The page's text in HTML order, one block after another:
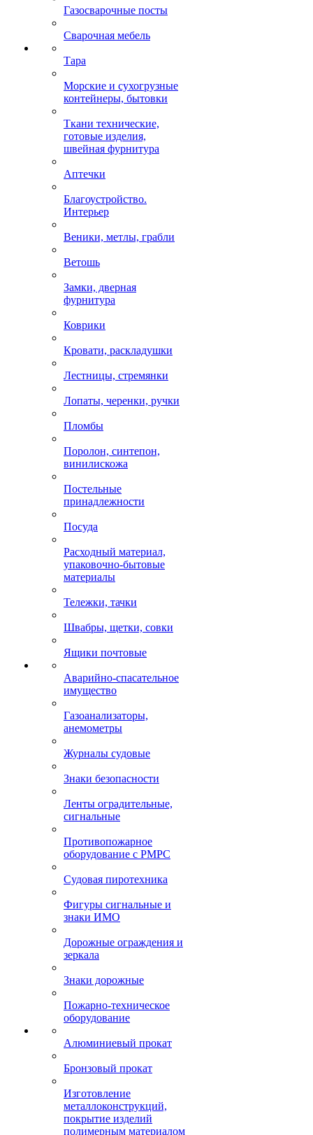
Газосварочные посты
Сварочная мебель
Тара
Морские и сухогрузные
контейнеры, бытовки
Ткани технические,
готовые изделия,
швейная фурнитура
Аптечки
Благоустройство.
Интерьер
Веники, метлы, грабли
Ветошь
Замки, дверная
фурнитура
Коврики
Кровати, раскладушки
Лестницы, стремянки
Лопаты, черенки, ручки
Пломбы
Поролон, синтепон,
винилискожа
Постельные
принадлежности
Посуда
Расходный материал,
упаковочно-бытовые
материалы
Тележки, тачки
Швабры, щетки, совки
Ящики почтовые
Аварийно-спасательное
имущество
Газоанализаторы,
анемометры
Журналы судовые
Знаки безопасности
Ленты оградительные,
сигнальные
Противопожарное
оборудование с РМРС
Судовая пиротехника
Фигуры сигнальные и
знаки ИМО
Дорожные ограждения и
зеркала
Знаки дорожные
Пожарно-техническое
оборудование
Алюминиевый прокат
Бронзовый прокат
Изготовление
металлоконструкций,
покрытие изделий
полимерным материалом